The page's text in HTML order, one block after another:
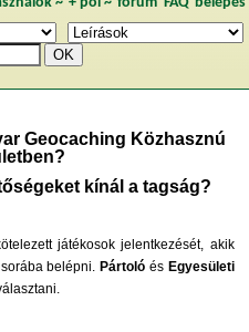
Geocaching Közhasznú
kínál a tagság?
játékosok jelentkezését, akik
belépni. Pártoló és Egyesületi